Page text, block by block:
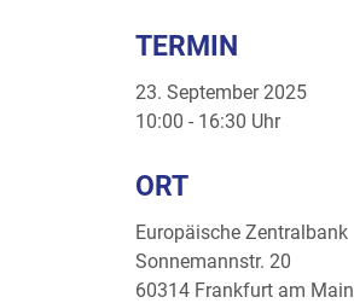
TERMIN
23. September 2025
10:00 - 16:30 Uhr
ORT
Europäische Zentralbank
Sonnemannstr. 20
60314 Frankfurt am Main